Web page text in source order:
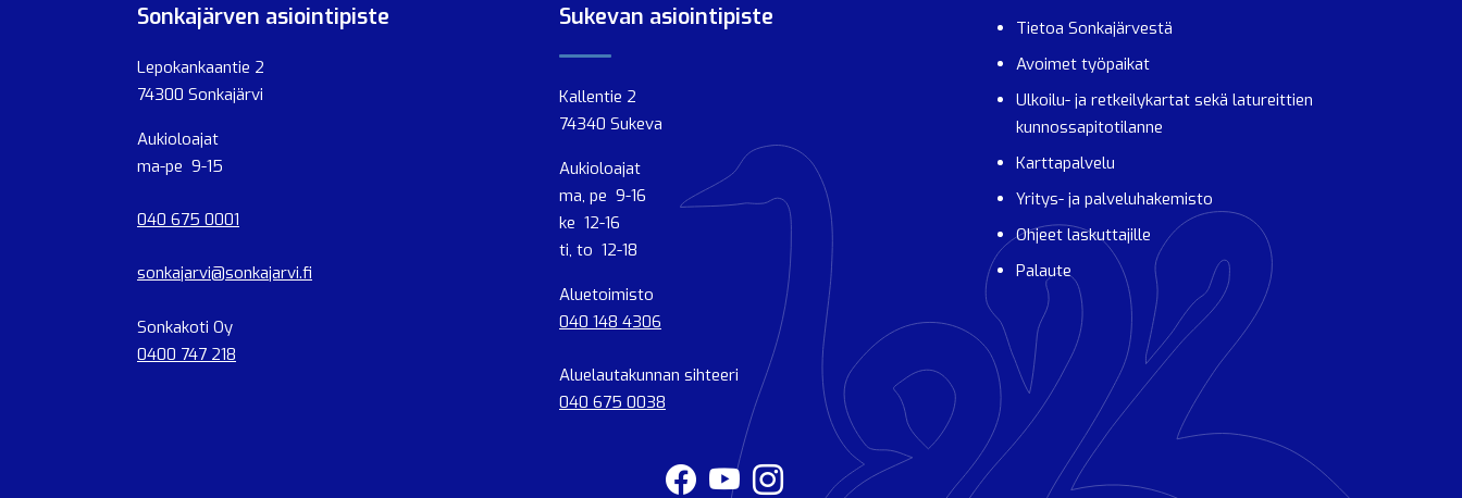
Sonkajärven asiointipiste
Lepokankaantie 2
74300 Sonkajärvi
Aukioloajat
ma-pe 9-15
040 675 0001
sonkajarvi@sonkajarvi.fi
Sonkakoti Oy
0400 747 218
Sukevan asiointipiste
Kallentie 2
74340 Sukeva
Aukioloajat
ma, pe 9-16
ke 12-16
ti, to 12-18
Aluetoimisto
040 148 4306
Aluelautakunnan sihteeri
040 675 0038
Tietoa Sonkajärvestä
Avoimet työpaikat
Ulkoilu- ja retkeilykartat sekä latureittien
kunnossapitotilanne
Karttapalvelu
Yritys- ja palveluhakemisto
Ohjeet laskuttajille
Palaute